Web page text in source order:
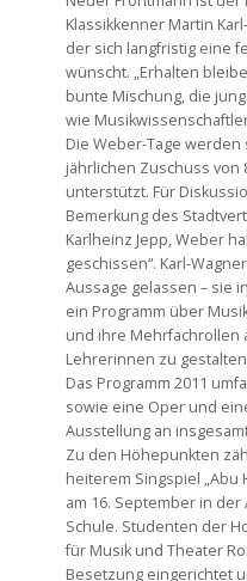
Klassikkenner Martin
der sich langfristig eine
wünscht. „Erhalten
bunte Mischung, die
wie
Die Weber-Tage werden
jährlichen Zuschuss von
unterstützt. Für
Bemerkung des
Karlheinz Jepp, Weber
geschissen“. Karl-
Aussage gelassen – sie
ein Programm über
und ihre Mehrfachrollen
Lehrerinnen zu
Das Programm 2011
sowie eine Oper und
Ausstellung an
Zu den Höhepunkten
heiterem Singspiel „Abu
am 16. September in
Schule. Studenten der
für Musik und Theater
Besetzung eingerichtet